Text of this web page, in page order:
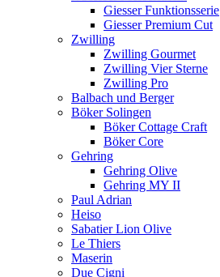
Giesser Funktionsserie
Giesser Premium Cut
Zwilling
Zwilling Gourmet
Zwilling Vier Sterne
Zwilling Pro
Balbach und Berger
Böker Solingen
Böker Cottage Craft
Böker Core
Gehring
Gehring Olive
Gehring MY II
Paul Adrian
Heiso
Sabatier Lion Olive
Le Thiers
Maserin
Due Cigni